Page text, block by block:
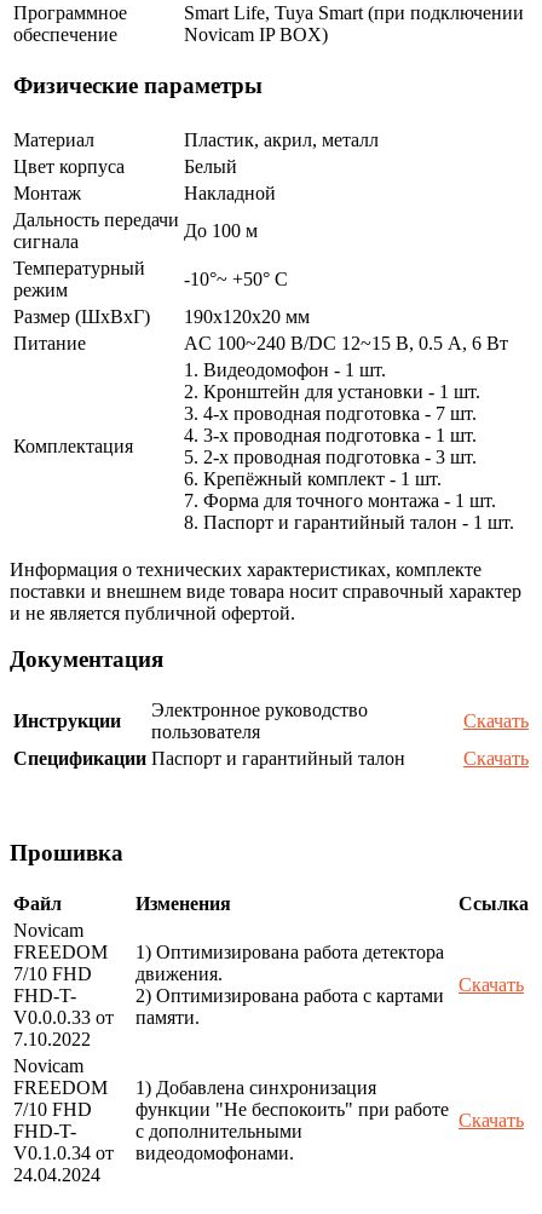
Программное
обеспечение
Smart Life, Tuya Smart (при подключении
Novicam IP BOX)
Физические параметры
Материал
Пластик, акрил, металл
Цвет корпуса
Белый
Монтаж
Накладной
Дальность передачи
сигнала
До 100 м
Температурный
режим
-10°~ +50° С
Размер (ШxВxГ)
190х120х20 мм
Питание
AC 100~240 В/DC 12~15 В, 0.5 А, 6 Вт
Комплектация
1. Видеодомофон - 1 шт.
2. Кронштейн для установки - 1 шт.
3. 4-х проводная подготовка - 7 шт.
4. 3-х проводная подготовка - 1 шт.
5. 2-х проводная подготовка - 3 шт.
6. Крепёжный комплект - 1 шт.
7. Форма для точного монтажа - 1 шт.
8. Паспорт и гарантийный талон - 1 шт.
Информация о технических характеристиках, комплекте
поставки и внешнем виде товара носит справочный характер
и не является публичной офертой.
Документация
Инструкции
Электронное руководство
пользователя
Скачать
Спецификации Паспорт и гарантийный талон Скачать
Прошивка
Файл Изменения
Ссылка
Novicam
FREEDOM
7/10 FHD
FHD-T-
V0.0.0.33 от
7.10.2022
1) Оптимизирована работа детектора
движения.
2) Оптимизирована работа с картами
памяти.
Скачать
Novicam
FREEDOM
7/10 FHD
FHD-T-
V0.1.0.34 от
24.04.2024
1) Добавлена синхронизация
функции "Не беспокоить" при работе
с дополнительными
видеодомофонами.
Скачать